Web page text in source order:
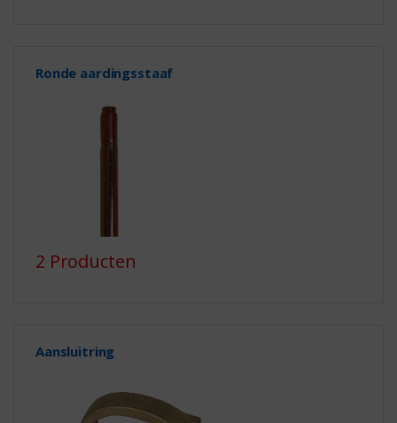
Ronde aardingsstaaf
2 Producten
Aansluitring